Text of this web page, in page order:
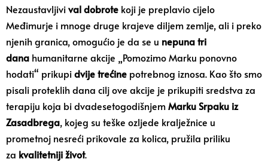
Nezaustavljivival dobrote koji je preplavio cijelo
Međimurje i mnoge druge krajeve diljem zemlje, ali i preko
njenih granica, omogućio je da se u nepuna tri
dana humanitarne akcije „Pomozimo Marku ponovno
hodati“ prikupidvije trećine potrebnog iznosa. Kao što smo
pisali proteklih dana cilj ove akcije je prikupiti sredstva za
terapiju koja bi dvadesetogodišnjemMarku Srpaku iz
Zasadbrega, kojeg su teške ozljede kralježnice u
prometnoj nesreći prikovale za kolica, pružila priliku
za kvalitetniji život.